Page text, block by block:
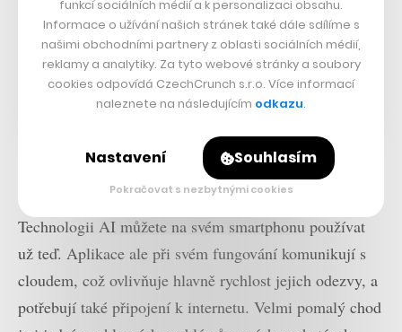
Kapesní umělá inteligence
Technologii AI můžete na svém smartphonu používat
už teď. Aplikace ale při svém fungování komunikují s
cloudem, což ovlivňuje hlavně rychlost jejich odezvy, a
potřebují také připojení k internetu. Velmi pomalý chod
funkcí sociálních médií a k personalizaci obsahu.
Informace o užívání našich stránek také dále sdílíme s
našimi obchodními partnery z oblasti sociálních médií,
reklamy a analytiky. Za tyto webové stránky a soubory
cookies odpovídá CzechCrunch s.r.o. Více informací
naleznete na následujícím odkazu.
Nastavení Souhlasím
Pokračovat s nezbytnými cookies